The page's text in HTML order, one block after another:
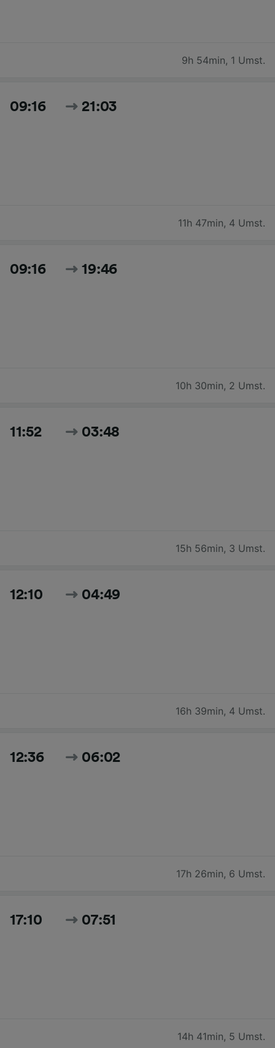
9h 54min, 1 Umst.
09:16 21:03
11h 47min, 4 Umst.
09:16 19:46
10h 30min, 2 Umst.
11:52 03:48
15h 56min, 3 Umst.
12:10 04:49
16h 39min, 4 Umst.
12:36 06:02
17h 26min, 6 Umst.
17:10 07:51
14h 41min, 5 Umst.